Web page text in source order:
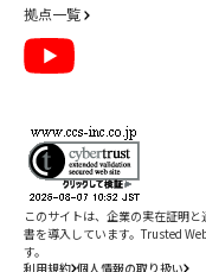
拠点一覧
利用規約 個人情報の取り扱い
このサイトは、企業の実在証明
書を導入しています。Trusted
す。